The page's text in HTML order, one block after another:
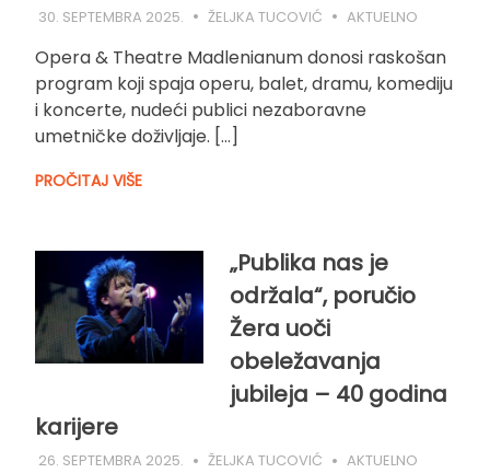
30. SEPTEMBRA 2025. ŽELJKA TUCOVIĆ AKTUELNO
Opera & Theatre Madlenianum donosi raskošan
program koji spaja operu, balet, dramu, komediju
i koncerte, nudeći publici nezaboravne
umetničke doživljaje. […]
PROČITAJ VIŠE
„Publika nas je
održala“, poručio
Žera uoči
obeležavanja
jubileja – 40 godina
karijere
26. SEPTEMBRA 2025. ŽELJKA TUCOVIĆ AKTUELNO